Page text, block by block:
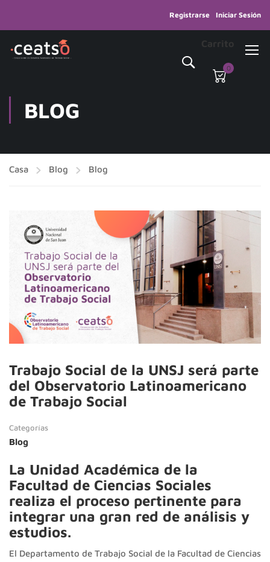
Registrarse Iniciar Sesión
Carrito
0
BLOG
Casa Blog Blog
Trabajo Social de la UNSJ será parte
del Observatorio Latinoamericano
de Trabajo Social
Categorías
Blog
La Unidad Académica de la
Facultad de Ciencias Sociales
realiza el proceso pertinente para
integrar una gran red de análisis y
estudios.
El Departamento de Trabajo Social de la Facultad de Ciencias